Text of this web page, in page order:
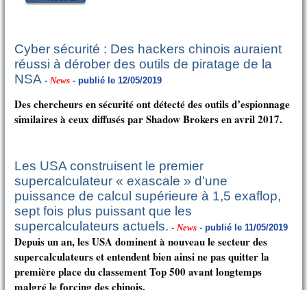
Cyber sécurité : Des hackers chinois auraient
réussi à dérober des outils de piratage de la
NSA - News - publié le 12/05/2019
Des chercheurs en sécurité ont détecté des outils d’espionnage
similaires à ceux diffusés par Shadow Brokers en avril 2017.
Les USA construisent le premier
supercalculateur « exascale » d'une
puissance de calcul supérieure à 1,5 exaflop,
sept fois plus puissant que les
supercalculateurs actuels. - News - publié le 11/05/2019
Depuis un an, les USA dominent à nouveau le secteur des
supercalculateurs et entendent bien ainsi ne pas quitter la
première place du classement Top 500 avant longtemps
malgré le forcing des chinois.